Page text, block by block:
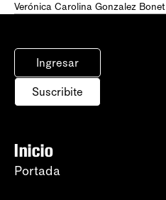
Verónica Carolina Gonzalez Bonet
Ingresar
Suscribite
Inicio
Portada